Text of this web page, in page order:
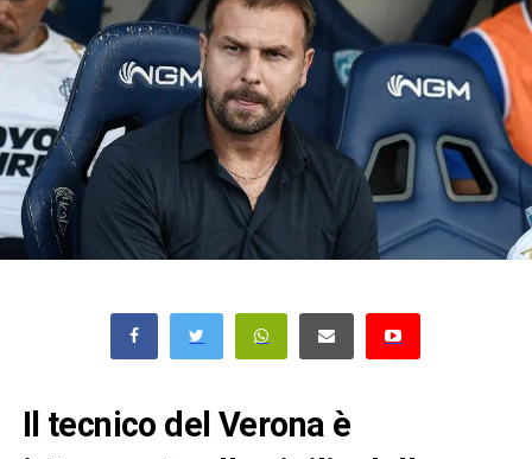
Il tecnico del Verona è